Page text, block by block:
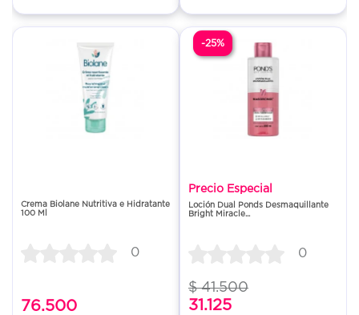
Crema Biolane Nutritiva e Hidratante
100 Ml
0
76.500
Precio Especial
Loción Dual Ponds Desmaquillante
Bright Miracle...
0
$ 41.500
31.125
-25%